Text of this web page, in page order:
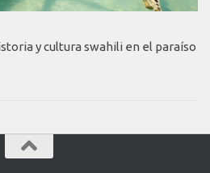
y cultura swahili en el paraíso